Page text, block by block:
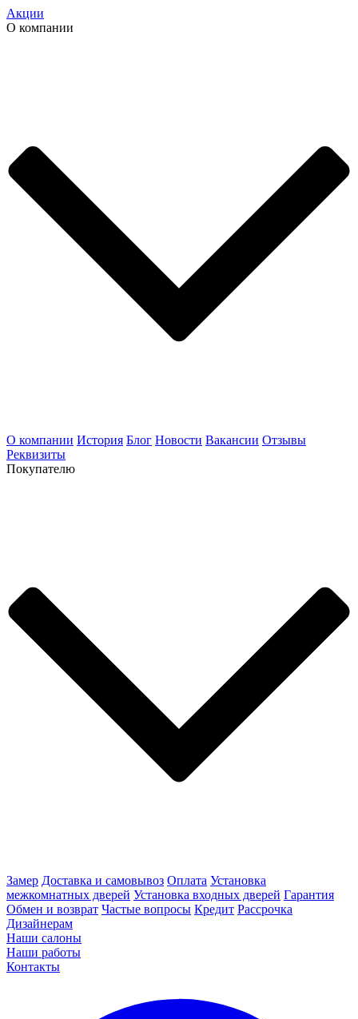
Акции
О компании
О компании История Блог Новости Вакансии Отзывы
Реквизиты
Покупателю
Замер Доставка и самовывоз Оплата Установка
межкомнатных дверей Установка входных дверей Гарантия
Обмен и возврат Частые вопросы Кредит Рассрочка
Дизайнерам
Наши салоны
Наши работы
Контакты